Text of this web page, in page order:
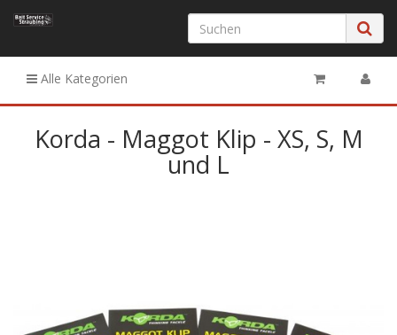
Alle Kategorien
Korda - Maggot Klip - XS, S, M
und L